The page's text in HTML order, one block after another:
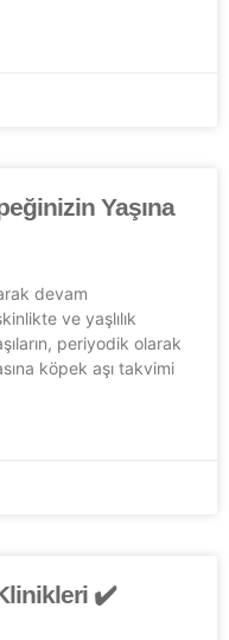
Yaşına
devam
ve yaşlılık
periyodik olarak
köpek aşı takvimi
✔️